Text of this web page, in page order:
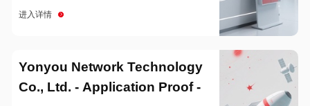
进入详情
Yonyou Network Technology
Co., Ltd. - Application Proof -